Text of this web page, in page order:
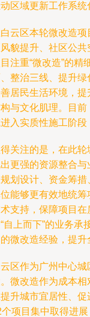
区域更新工作系统
云区本轮微改造
貌提升、社区公
注重“微改造”的
整治三线、提升
居民生活环境，
与文化肌理。目
入实质性施工阶段
关注的是，在此
更强的资源整合
划设计、资金筹
能够更有效地统
支持，保障项目
自上而下”的业务
微改造经验，提升
区作为广州中心
微改造作为成本
升城市宜居性、
项目集中取得进